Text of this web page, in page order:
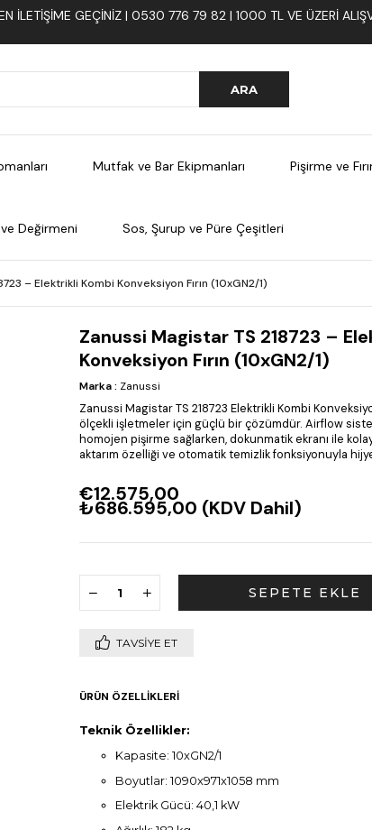
ILETIŞIME GEÇINIZ | 0530 776 79 82 | 1000 TL VE ÜZERI
Mutfak ve Bar Ekipmanları Pişirme ve
Değirmeni Sos, Şurup ve Püre Çeşitleri
– Elektrikli Kombi Konveksiyon Fırın (10xGN2/1)
Zanussi Magistar TS 218723 –
Konveksiyon Fırın (10xGN2/1)
Marka: Zanussi
Zanussi Magistar TS 218723 Elektrikli Kombi
ölçekli işletmeler için güçlü bir çözümdür. Airflow
homojen pişirme sağlarken, dokunmatik ekranı ile kolay
aktarım özelliği ve otomatik temizlik fonksiyonuyla
€12.575,00
₺686.595,00 (KDV Dahil)
TAVSIYE ET
ÜRÜN ÖZELLIKLERI
Teknik Özellikler:
Kapasite: 10xGN2/1
Boyutlar: 1090x971x1058 mm
Elektrik Gücü: 40,1 kW